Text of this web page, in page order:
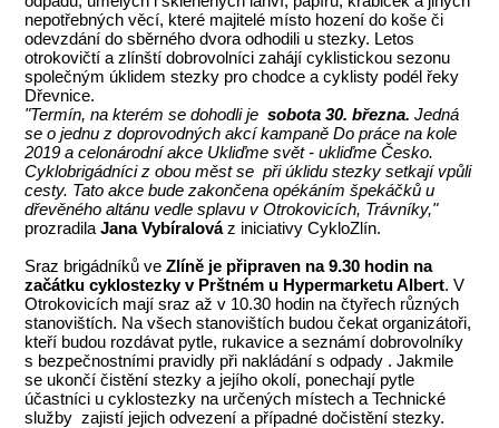
nepotřebných věcí, které majitelé místo hození do koše či
odevzdání do sběrného dvora odhodili u stezky. Letos
otrokovičtí a zlínští dobrovolníci zahájí cyklistickou sezonu
společným úklidem stezky pro chodce a cyklisty podél řeky
Dřevnice.
"Termín, na kterém se dohodli jesobota 30. března. Jedná
se o jednu z doprovodných akcí kampaně Do práce na kole
2019 a celonárodní akce Ukliďme svět - ukliďme Česko.
Cyklobrigádníci z obou měst se při úklidu stezky setkají vpůli
cesty. Tato akce bude zakončena opékáním špekáčků u
dřevěného altánu vedle splavu v Otrokovicích, Trávníky,"
prozradilaJana Vybíralováz iniciativy CykloZlín.
Sraz brigádníků veZlíně je připraven na 9.30 hodin na
začátku cyklostezky v Prštném u Hypermarketu Albert. V
Otrokovicích mají sraz až v 10.30 hodin na čtyřech různých
stanovištích. Na všech stanovištích budou čekat organizátoři,
kteří budou rozdávat pytle, rukavice a seznámí dobrovolníky
s bezpečnostními pravidly při nakládání s odpady . Jakmile
se ukončí čistění stezky a jejího okolí, ponechají pytle
účastníci u cyklostezky na určených místech a Technické
služby zajistí jejich odvezení a případné dočistění stezky.